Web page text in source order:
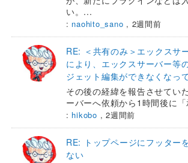
い。...
: naohito_sano , 2週間前
RE: ＜共有のみ＞エックスサ
により、エックスサーバー等
ジェット編集ができなくなっ
その後の経緯を報告させてい
ーバーへ依頼から1時間後に
: hikobo ,2週間前
RE: トップページにフッター
ない